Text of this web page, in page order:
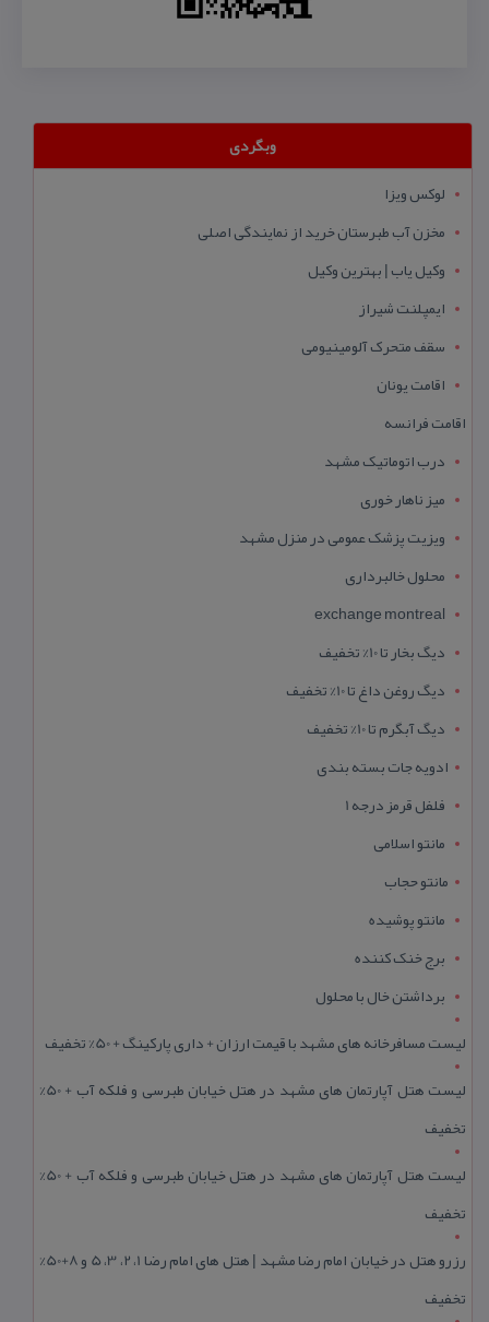
وبگردی
لوکس ویزا
مخزن آب طبرستان خرید از نمایندگی اصلی
وکیل یاب | بهترین وکیل
ایمپلنت شیراز
سقف متحرک آلومینیومی
اقامت یونان
اقامت فرانسه
درب اتوماتیک مشهد
میز ناهار خوری
ویزیت پزشک عمومی در منزل مشهد
محلول خالبرداری
exchange montreal
دیگ بخار تا 10% تخفیف
دیگ روغن داغ تا 10% تخفیف
دیگ آبگرم تا 10% تخفیف
ادویه جات بسته بندی
فلفل قرمز درجه 1
مانتو اسلامی
مانتو حجاب
مانتو پوشیده
برج خنک کننده
برداشتن خال با محلول
لیست مسافرخانه های مشهد با قیمت ارزان + داری پارکینگ + 50% تخفیف
لیست هتل آپارتمان های مشهد در هتل خیابان طبرسی و فلکه آب + 50%
تخفیف
لیست هتل آپارتمان های مشهد در هتل خیابان طبرسی و فلکه آب + 50%
تخفیف
رزرو هتل در خیابان امام رضا مشهد | هتل‌ های امام رضا 1، 2، 3، 5 و 8+50%
تخفیف